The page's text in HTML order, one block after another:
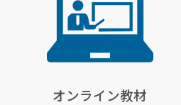
オンライン教材